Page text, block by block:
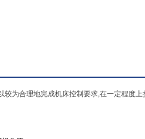
为合理地完成机床控制要求,在一定程度上